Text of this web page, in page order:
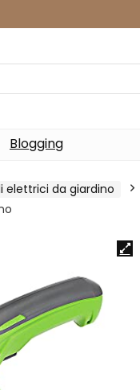
Blogging
elettrici da giardino